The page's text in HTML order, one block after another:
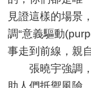
見證這樣的場景
調“意義驅動
事走到前線，親
張曉宇強調，